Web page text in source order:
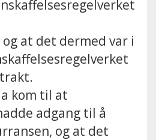
at det dermed var i
kom til at
adgang til å
og at det